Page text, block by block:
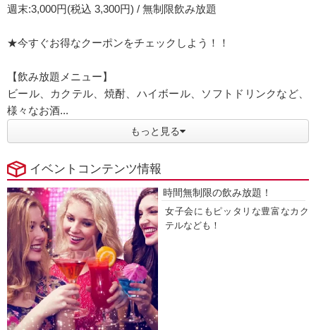
週末:3,000円(税込 3,300円) / 無制限飲み放題
★今すぐお得なクーポンをチェックしよう！！
【飲み放題メニュー】
ビール、カクテル、焼酎、ハイボール、ソフトドリンクなど、
様々なお酒...
もっと見る
イベントコンテンツ情報
時間無制限の飲み放題！
女子会にもピッタリな豊富なカク
テルなども！